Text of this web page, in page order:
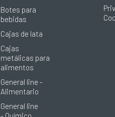
Botes para
bebidas
Cajas de lata
Cajas
metálicas para
alimentos
General line -
Alimentario
General line